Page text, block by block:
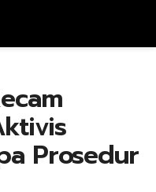
Prosedur